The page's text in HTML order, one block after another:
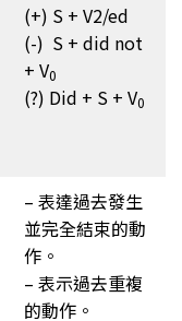
(+) S + V2/ed
(-) S + did not
+ V0
(?) Did + S + V0
– 表達過去發生
並完全結束的動
作。
– 表示過去重複
的動作。